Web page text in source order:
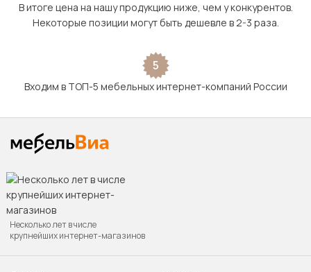
В итоге цена на нашу продукцию ниже, чем у конкурентов.
Некоторые позиции могут быть дешевле в 2-3 раза.
5
Входим в ТОП-5 мебельных интернет-компаний России
Несколько лет в числе
крупнейших интернет-магазинов